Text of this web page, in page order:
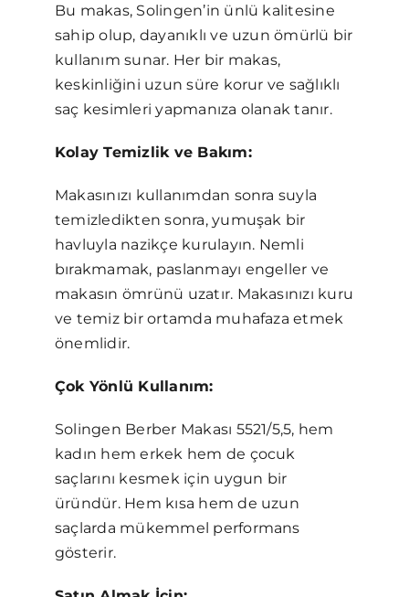
Bu makas, Solingen’in ünlü kalitesine
sahip olup, dayanıklı ve uzun ömürlü bir
kullanım sunar. Her bir makas,
keskinliğini uzun süre korur ve sağlıklı
saç kesimleri yapmanıza olanak tanır.
Kolay Temizlik ve Bakım:
Makasınızı kullanımdan sonra suyla
temizledikten sonra, yumuşak bir
havluyla nazikçe kurulayın. Nemli
bırakmamak, paslanmayı engeller ve
makasın ömrünü uzatır. Makasınızı kuru
ve temiz bir ortamda muhafaza etmek
önemlidir.
Çok Yönlü Kullanım:
Solingen Berber Makası 5521/5,5, hem
kadın hem erkek hem de çocuk
saçlarını kesmek için uygun bir
üründür. Hem kısa hem de uzun
saçlarda mükemmel performans
gösterir.